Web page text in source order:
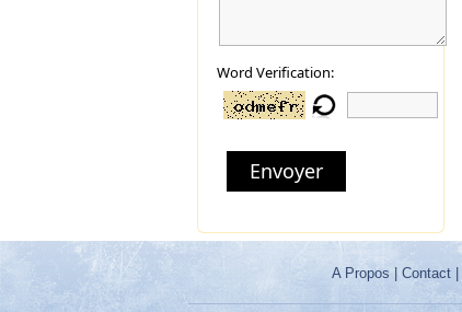
Word Verification:
Envoyer
A Propos Contact|